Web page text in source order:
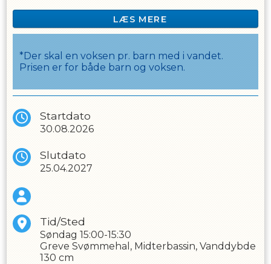
Der er ingen forudsætninger for at deltage på
hold er enten mor/far eller en anden voksen,
som er min. 16 år, med barnet i vandet.
Målsætninger -tryghed og selvredning
At skabe tryghed omkring det at komme i
vandet samt tilvænning til at kunne færdes i
vandet gennem lege og sjove øvelser.
LÆS MERE
*Der skal en voksen pr. barn med i vandet.
Prisen er for både barn og voksen.
Startdato
30.08.2026
Slutdato
25.04.2027
Tid/Sted
Søndag 15:00-15:30
Greve Svømmehal, Midterbassin, Vanddybde
130 cm